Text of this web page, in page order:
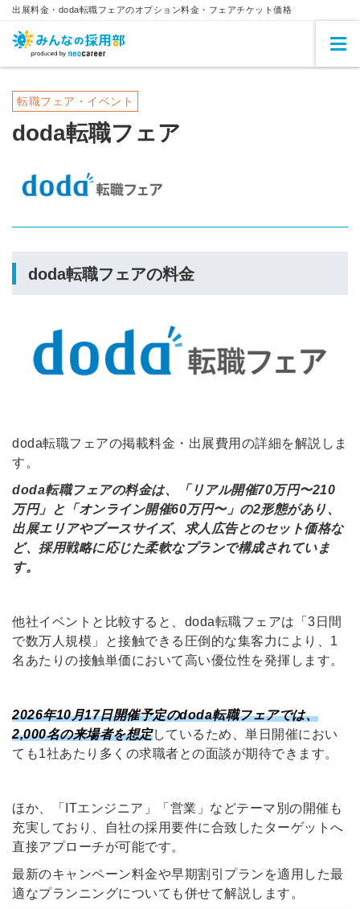
出展料金・doda転職フェアのオプション料金・フェアチケット価格
転職フェア・イベント
doda転職フェア
doda転職フェアの料金
doda転職フェアの掲載料金・出展費用の詳細を解説しま
す。
doda転職フェアの料金は、「リアル開催70万円〜210
万円」と「オンライン開催60万円〜」の2形態があり、
出展エリアやブースサイズ、求人広告とのセット価格な
ど、採用戦略に応じた柔軟なプランで構成されていま
す。
他社イベントと比較すると、doda転職フェアは「3日間
で数万人規模」と接触できる圧倒的な集客力により、1
名あたりの接触単価において高い優位性を発揮します。
2026年10月17日開催予定のdoda転職フェアでは、
2,000名の来場者を想定しているため、単日開催におい
ても1社あたり多くの求職者との面談が期待できます。
ほか、「ITエンジニア」「営業」などテーマ別の開催も
充実しており、自社の採用要件に合致したターゲットへ
直接アプローチが可能です。
最新のキャンペーン料金や早期割引プランを適用した最
適なプランニングについても併せて解説します。